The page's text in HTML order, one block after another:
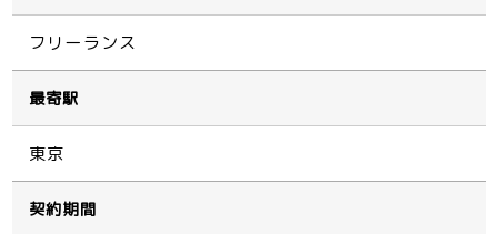
フリーランス
最寄駅
東京
契約期間